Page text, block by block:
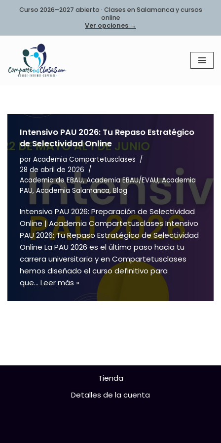
al
contenido
Curso 2026–2027 abierto · Clases en Salamanca y cursos
online
Ver opciones →
Intensivo PAU 2026: Tu Repaso Estratégico
de Selectividad Online
por Academia Compartetusclases
28 de abril de 2026
Academia de EBAU,Academia EBAU/EVAU,Academia
PAU, Academia Salamanca, Blog
Intensivo PAU 2026: Preparación de Selectividad
Online | Academia Compartetusclases Intensivo
PAU 2026: Tu Repaso Estratégico de Selectividad
Online La PAU 2026 es el último paso hacia tu
carrera universitaria y en Compartetusclases
hemos diseñado el curso definitivo para
que… Leer más »
Tienda
Detalles de la cuenta